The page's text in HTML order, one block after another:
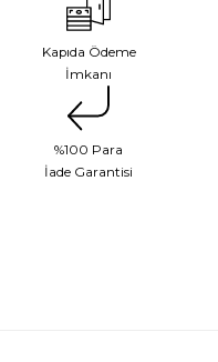
Kapıda Ödeme
İmkanı
%100 Para
İade Garantisi